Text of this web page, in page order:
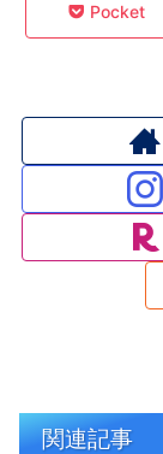
Pocket
関連記事